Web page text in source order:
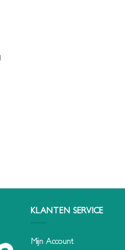
KLANTEN SERVICE
Mijn Account